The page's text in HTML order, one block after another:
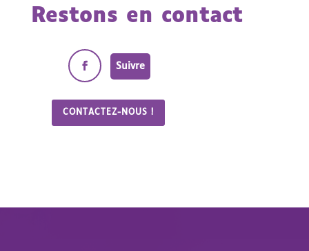
Restons en contact
Suivre
CONTACTEZ-NOUS !